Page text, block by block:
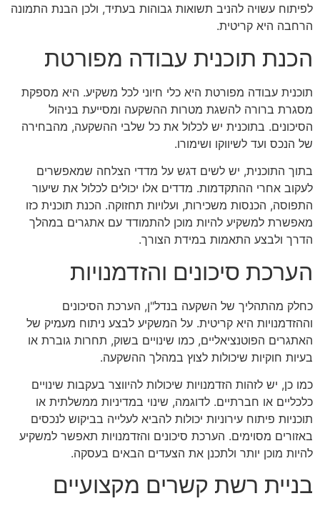
לפיתוח עשויה להניב תשואות גבוהות בעתיד, ולכן הבנת התמונה
הרחבה היא קריטית.
הכנת תוכנית עבודה מפורטת
תוכנית עבודה מפורטת היא כלי חיוני לכל משקיע. היא מספקת
מסגרת ברורה להשגת מטרות ההשקעה ומסייעת בניהול
הסיכונים. בתוכנית יש לכלול את כל שלבי ההשקעה, מהבחירה
של הנכס ועד לשיווקו ושימורו.
בתוך התוכנית, יש לשים דגש על מדדי הצלחה שמאפשרים
לעקוב אחרי ההתקדמות. מדדים אלו יכולים לכלול את שיעור
התפוסה, הכנסות משכירות, ועלויות תחזוקה. הכנת תוכנית כזו
מאפשרת למשקיע להיות מוכן להתמודד עם אתגרים במהלך
הדרך ולבצע התאמות במידת הצורך.
הערכת סיכונים והזדמנויות
כחלק מהתהליך של השקעה בנדל"ן, הערכת הסיכונים
וההזדמנויות היא קריטית. על המשקיע לבצע ניתוח מעמיק של
האתגרים הפוטנציאליים, כמו שינויים בשוק, תחרות גוברת או
בעיות חוקיות שיכולות לצוץ במהלך ההשקעה.
כמו כן, יש לזהות הזדמנויות שיכולות להיווצר בעקבות שינויים
כלכליים או חברתיים. לדוגמה, שינוי במדיניות ממשלתית או
תוכניות פיתוח עירוניות יכולות להביא לעלייה בביקוש לנכסים
באזורים מסוימים. הערכת סיכונים והזדמנויות תאפשר למשקיע
להיות מוכן יותר ולתכנן את הצעדים הבאים בעסקה.
בניית רשת קשרים מקצועיים